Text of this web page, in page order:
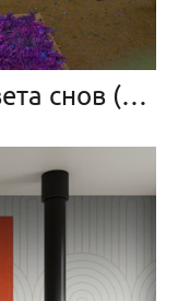
Bardo / Астигматизм цвета снов (2022 — в прогрессе)